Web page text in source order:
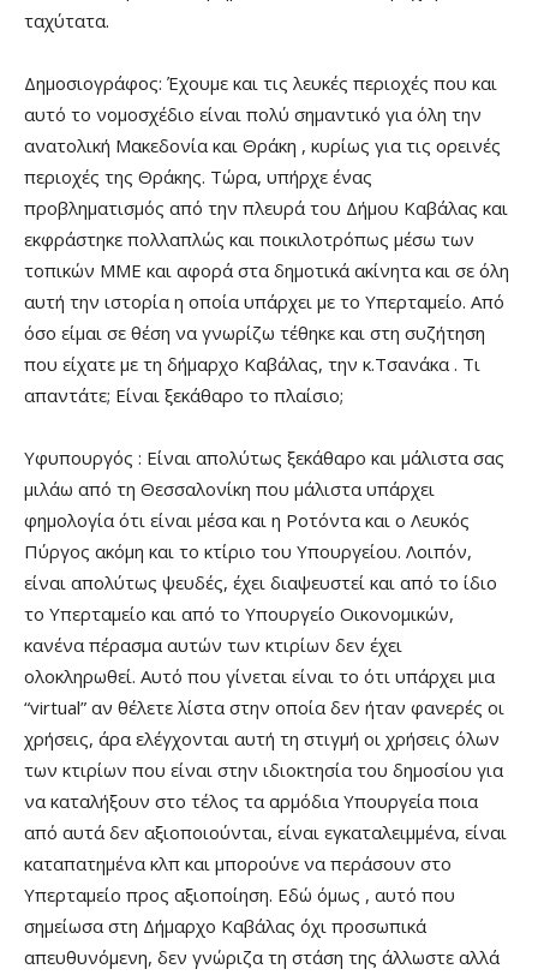
ταχύτατα.
Δημοσιογράφος: Έχουμε και τις λευκές περιοχές που και
αυτό το νομοσχέδιο είναι πολύ σημαντικό για όλη την
ανατολική Μακεδονία και Θράκη , κυρίως για τις ορεινές
περιοχές της Θράκης. Τώρα, υπήρχε ένας
προβληματισμός από την πλευρά του Δήμου Καβάλας και
εκφράστηκε πολλαπλώς και ποικιλοτρόπως μέσω των
τοπικών ΜΜΕ και αφορά στα δημοτικά ακίνητα και σε όλη
αυτή την ιστορία η οποία υπάρχει με το Υπερταμείο. Από
όσο είμαι σε θέση να γνωρίζω τέθηκε και στη συζήτηση
που είχατε με τη δήμαρχο Καβάλας, την κ.Τσανάκα . Τι
απαντάτε; Είναι ξεκάθαρο το πλαίσιο;
Υφυπουργός : Είναι απολύτως ξεκάθαρο και μάλιστα σας
μιλάω από τη Θεσσαλονίκη που μάλιστα υπάρχει
φημολογία ότι είναι μέσα και η Ροτόντα και ο Λευκός
Πύργος ακόμη και το κτίριο του Υπουργείου. Λοιπόν,
είναι απολύτως ψευδές, έχει διαψευστεί και από το ίδιο
το Υπερταμείο και από το Υπουργείο Οικονομικών,
κανένα πέρασμα αυτών των κτιρίων δεν έχει
ολοκληρωθεί. Αυτό που γίνεται είναι το ότι υπάρχει μια
“virtual” αν θέλετε λίστα στην οποία δεν ήταν φανερές οι
χρήσεις, άρα ελέγχονται αυτή τη στιγμή οι χρήσεις όλων
των κτιρίων που είναι στην ιδιοκτησία του δημοσίου για
να καταλήξουν στο τέλος τα αρμόδια Υπουργεία ποια
από αυτά δεν αξιοποιούνται, είναι εγκαταλειμμένα, είναι
καταπατημένα κλπ και μπορούνε να περάσουν στο
Υπερταμείο προς αξιοποίηση. Εδώ όμως , αυτό που
σημείωσα στη Δήμαρχο Καβάλας όχι προσωπικά
απευθυνόμενη, δεν γνώριζα τη στάση της άλλωστε αλλά